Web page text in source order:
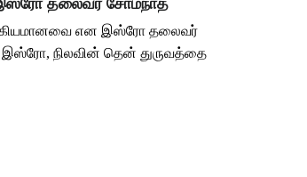
இஸ்ரோ தலைவர் சோம்நாத்
என இஸ்ரோ தலைவர்
இஸ்ரோ, நிலவின் தென் துருவத்தை